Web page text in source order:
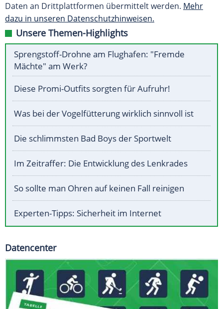
Daten an Drittplattformen übermittelt werden. Mehr
dazu in unseren Datenschutzhinweisen.
Unsere Themen-Highlights
Sprengstoff-Drohne am Flughafen: "Fremde
Mächte" am Werk?
Diese Promi-Outfits sorgten für Aufruhr!
Was bei der Vogelfütterung wirklich sinnvoll ist
Die schlimmsten Bad Boys der Sportwelt
Im Zeitraffer: Die Entwicklung des Lenkrades
So sollte man Ohren auf keinen Fall reinigen
Experten-Tipps: Sicherheit im Internet
Datencenter